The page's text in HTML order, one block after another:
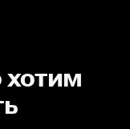
хотим